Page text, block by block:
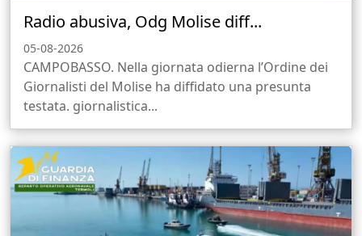
Radio abusiva, Odg Molise diff...
05-08-2026
CAMPOBASSO. Nella giornata odierna l’Ordine dei
Giornalisti del Molise ha diffidato una presunta
testata. giornalistica...